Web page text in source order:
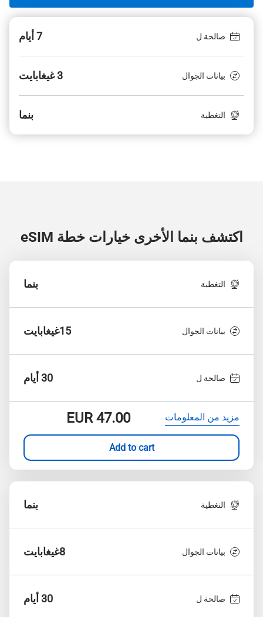
صالحة ل 7 أيام
بيانات الجوال 3 غيغابايت
التغطية بنما
اكتشف بنما الأخرى خيارات خطة eSIM
التغطية بنما
بيانات الجوال 15غيغابايت
صالحة ل 30 أيام
مزيد من المعلومات EUR47.00
Add to cart
التغطية بنما
بيانات الجوال 8غيغابايت
صالحة ل 30 أيام